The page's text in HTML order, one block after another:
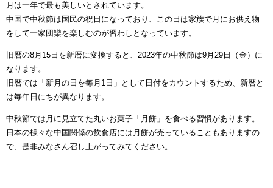
月は一年で最も美しいとされています。
中国で中秋節は国民の祝日になっており、この日は家族で月にお供え物
をして一家団欒を楽しむのが習わしとなっています。
旧暦の8月15日を新暦に変換すると、2023年の中秋節は9月29日（金）に
なります。
旧暦では「新月の日を毎月1日」として日付をカウントするため、新暦と
は毎年日にちが異なります。
中秋節では月に見立てた丸いお菓子「月餅」を食べる習慣があります。
日本の様々な中国関係の飲食店には月餅が売っていることもありますの
で、是非みなさん召し上がってみてください。